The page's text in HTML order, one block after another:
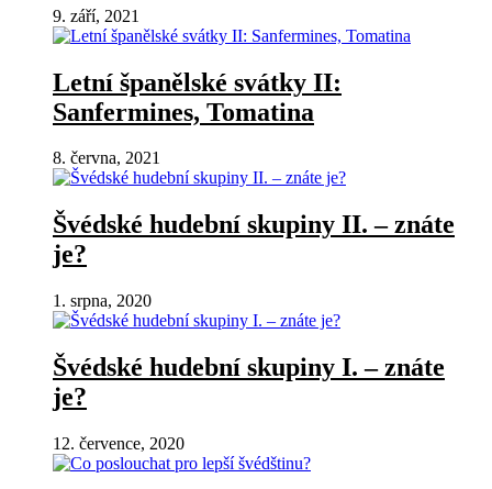
9. září, 2021
Letní španělské svátky II:
Sanfermines, Tomatina
8. června, 2021
Švédské hudební skupiny II. – znáte
je?
1. srpna, 2020
Švédské hudební skupiny I. – znáte
je?
12. července, 2020